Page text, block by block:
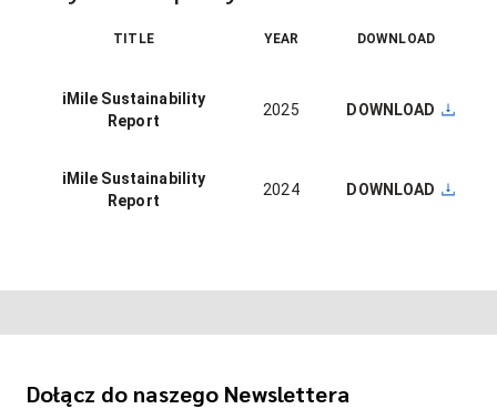
TITLE YEAR DOWNLOAD
iMile Sustainability
Report
2025 DOWNLOAD
iMile Sustainability
Report
2024 DOWNLOAD
Dołącz do naszego Newslettera